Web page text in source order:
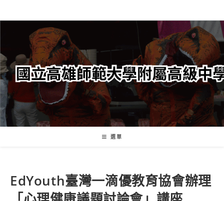
轉
要
內
容
選單
EdYouth臺灣一滴優教育協會辦理